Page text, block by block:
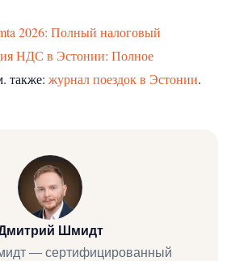
2026: Полный налоговый
НДС в Эстонии: Полное
также: журнал поездок в Эстонии.
Шмидт
— сертифицированный